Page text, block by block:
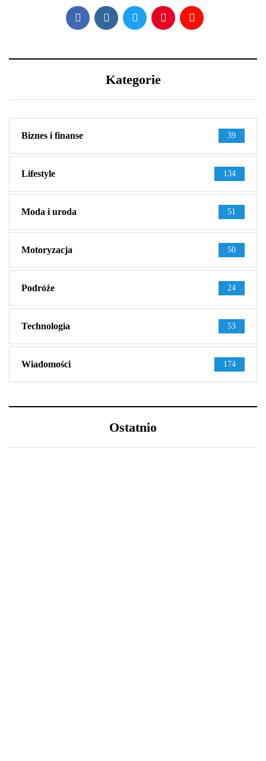
Kategorie
Biznes i finanse 39
Lifestyle 134
Moda i uroda 51
Motoryzacja 50
Podróże 24
Technologia 53
Wiadomości 174
Ostatnio